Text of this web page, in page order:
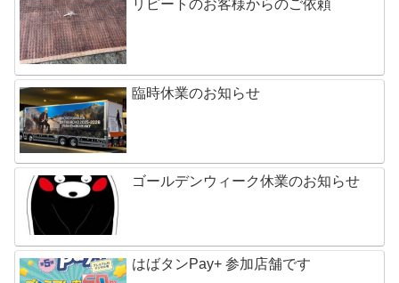
リピートのお客様からのご依頼
臨時休業のお知らせ
ゴールデンウィーク休業のお知らせ
はばタンPay+ 参加店舗です